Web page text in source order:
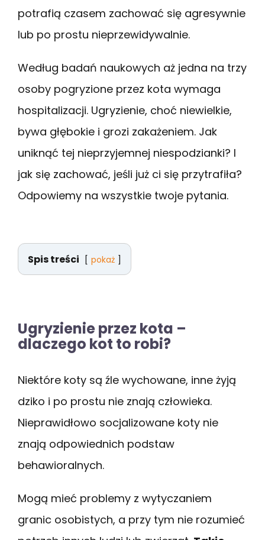
potrafią czasem zachować się agresywnie
lub po prostu nieprzewidywalnie.
Według badań naukowych aż jedna na trzy
osoby pogryzione przez kota wymaga
hospitalizacji. Ugryzienie, choć niewielkie,
bywa głębokie i grozi zakażeniem. Jak
uniknąć tej nieprzyjemnej niespodzianki? I
jak się zachować, jeśli już ci się przytrafiła?
Odpowiemy na wszystkie twoje pytania.
Spis treści pokaż
Ugryzienie przez kota –
dlaczego kot to robi?
Niektóre koty są źle wychowane, inne żyją
dziko i po prostu nie znają człowieka.
Nieprawidłowo socjalizowane koty nie
znają odpowiednich podstaw
behawioralnych.
Mogą mieć problemy z wytyczaniem
granic osobistych, a przy tym nie rozumieć